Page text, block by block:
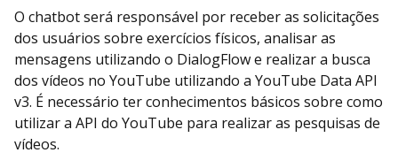
O chatbot será responsável por receber as solicitações
dos usuários sobre exercícios físicos, analisar as
mensagens utilizando o DialogFlow e realizar a busca
dos vídeos no YouTube utilizando a YouTube Data API
v3. É necessário ter conhecimentos básicos sobre como
utilizar a API do YouTube para realizar as pesquisas de
vídeos.